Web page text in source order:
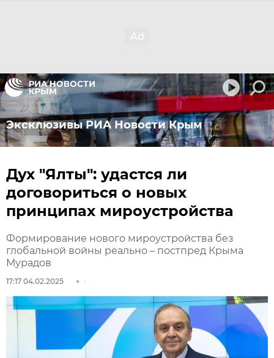
Эксклюзивы РИА Новости Крым
Дух "Ялты": удастся ли
договориться о новых
принципах мироустройства
Формирование нового мироустройства без
глобальной войны реально – постпред Крыма
Мурадов
17:17 04.02.2025